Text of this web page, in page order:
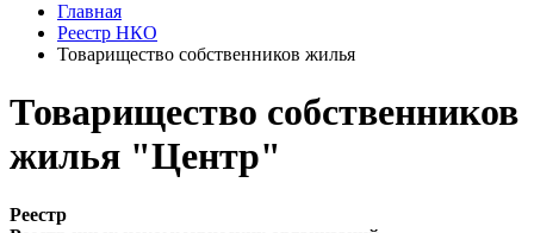
Главная
Реестр НКО
Товарищество собственников жилья
Товарищество собственников
жилья "Центр"
Реестр